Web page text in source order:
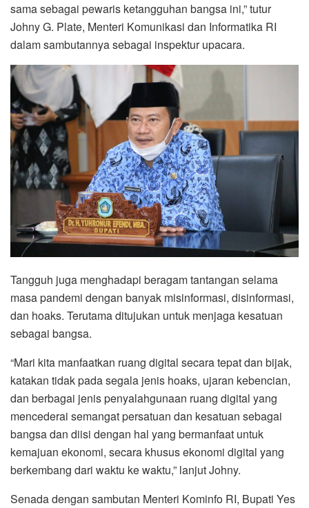
sama sebagai pewaris ketangguhan bangsa ini,” tutur
Johny G. Plate, Menteri Komunikasi dan Informatika RI
dalam sambutannya sebagai inspektur upacara.
Tangguh juga menghadapi beragam tantangan selama
masa pandemi dengan banyak misinformasi, disinformasi,
dan hoaks. Terutama ditujukan untuk menjaga kesatuan
sebagai bangsa.
“Mari kita manfaatkan ruang digital secara tepat dan bijak,
katakan tidak pada segala jenis hoaks, ujaran kebencian,
dan berbagai jenis penyalahgunaan ruang digital yang
mencederai semangat persatuan dan kesatuan sebagai
bangsa dan diisi dengan hal yang bermanfaat untuk
kemajuan ekonomi, secara khusus ekonomi digital yang
berkembang dari waktu ke waktu,” lanjut Johny.
Senada dengan sambutan Menteri Kominfo RI, Bupati Yes